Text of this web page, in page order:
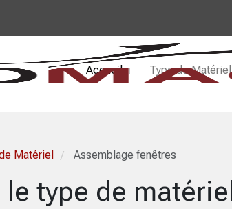
Accueil Type de Matériel
Matériel / Assemblage fenêtres
type de matériel